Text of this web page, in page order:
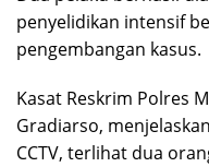
penyelidikan intensif
pengembangan kasus.
Kasat Reskrim Polres
Gradiarso,
CCTV, terlihat dua